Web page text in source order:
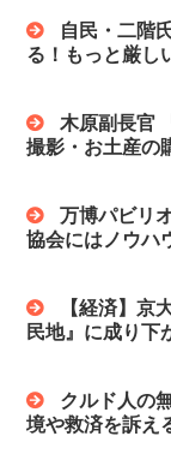
る！もっと厳し
撮影・お土産の
協会にはノウハ
民地』に成り下
境や救済を訴え